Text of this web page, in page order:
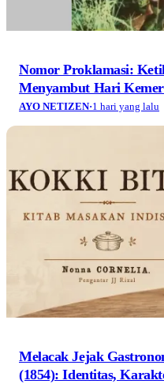
Nomor Proklamasi:
Menyambut Hari
AYO NETIZEN·1 hari yang lalu
Melacak Jejak
(1854): Identitas,